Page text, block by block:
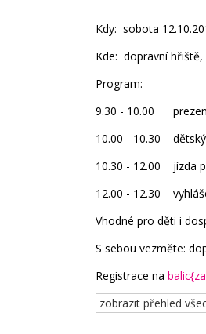
Kdy: sobota
Kde: dopravní hřiště,
Program:
9.30 - 10.00
10.00 - 10.30
10.30 - 12.00 jízda
12.00 - 12.30
Vhodné pro děti i
S sebou vezměte:
Registrace na
zobrazit přehled